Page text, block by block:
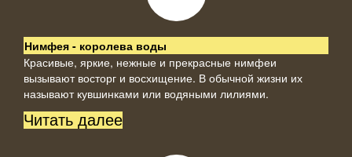
Нимфея - королева воды
Красивые, яркие, нежные и прекрасные нимфеи
вызывают восторг и восхищение. В обычной жизни их
называют кувшинками или водяными лилиями.
Читать далее